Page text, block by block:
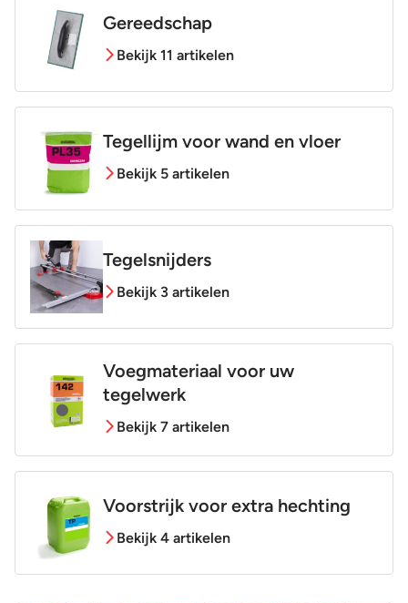
Gereedschap
Bekijk 11 artikelen
Tegellijm voor wand en vloer
Bekijk 5 artikelen
Tegelsnijders
Bekijk 3 artikelen
Voegmateriaal voor uw
tegelwerk
Bekijk 7 artikelen
Voorstrijk voor extra hechting
Bekijk 4 artikelen